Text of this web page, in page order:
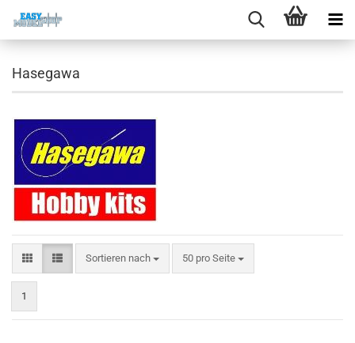
Hasegawa
Sortieren nach
Sortieren nach 50 pro Seite
pro Seite
1